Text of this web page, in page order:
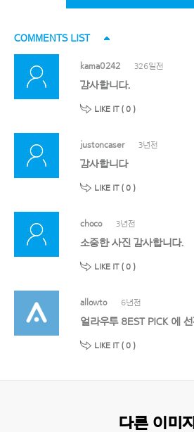
COMMENTS LIST
kama0242 326일전
감사합니다.
LIKE IT ( 0 )
justoncaser 3년전
감사합니다
LIKE IT ( 0 )
choco 3년전
소중한 사진 감사합니다.
LIKE IT ( 0 )
allowto 6년전
LIKE IT ( 0 )
다른 이미지